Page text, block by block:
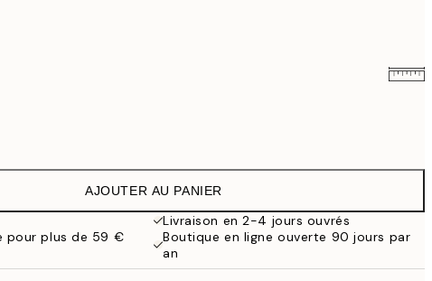
21,95 €
38 €
AJOUTER AU PANIER
Livraison en 2-4 jours ouvrés
pour plus de 59 €
Boutique en ligne ouverte 90 jours par
an